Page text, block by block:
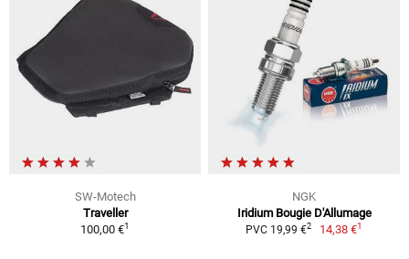
SW-Motech
Traveller
100,00 €1
NGK
Iridium Bougie D'Allumage
PVC 19,99 €2 14,38 €1